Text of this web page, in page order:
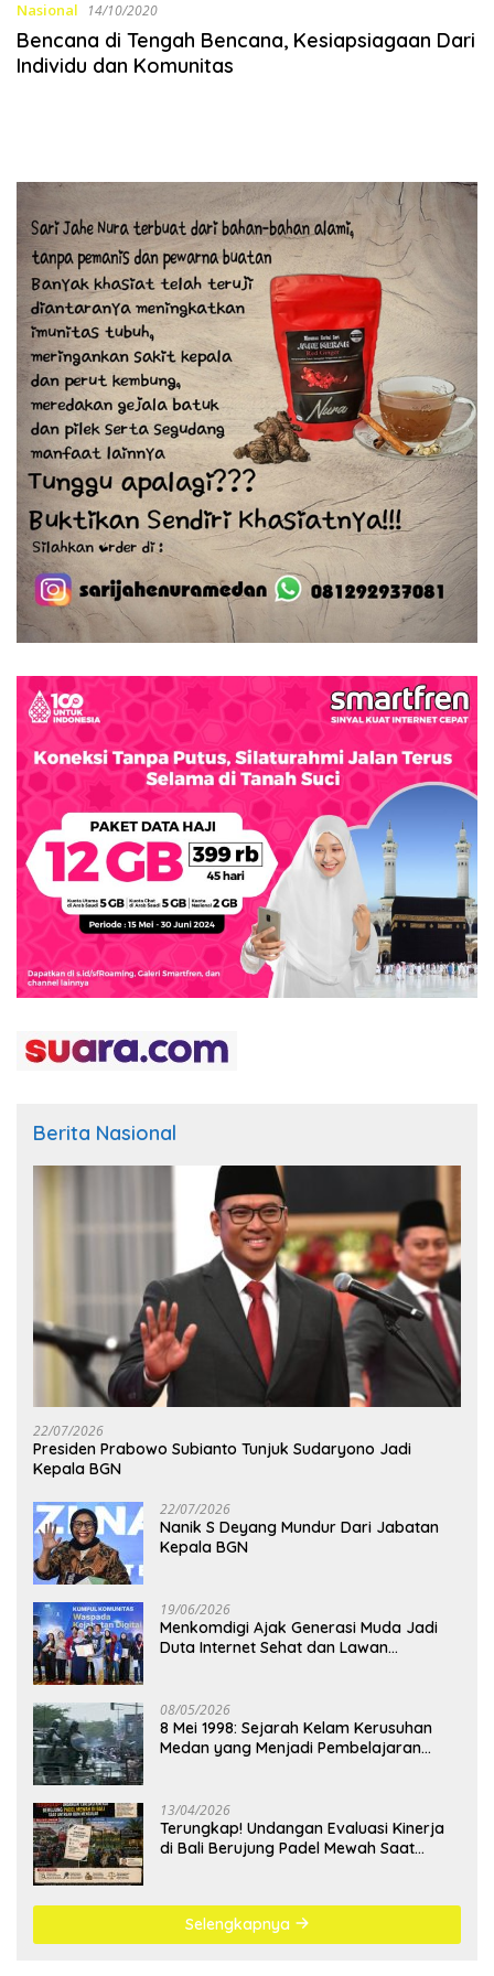
Nasional 14/10/2020
Bencana di Tengah Bencana, Kesiapsiagaan Dari
Individu dan Komunitas
Berita Nasional
22/07/2026
Presiden Prabowo Subianto Tunjuk Sudaryono Jadi
Kepala BGN
22/07/2026
Nanik S Deyang Mundur Dari Jabatan
Kepala BGN
19/06/2026
Menkomdigi Ajak Generasi Muda Jadi
Duta Internet Sehat dan Lawan
08/05/2026
8 Mei 1998: Sejarah Kelam Kerusuhan
Medan yang Menjadi Pembelajaran
13/04/2026
Terungkap! Undangan Evaluasi Kinerja
di Bali Berujung Padel Mewah Saat
Selengkapnya